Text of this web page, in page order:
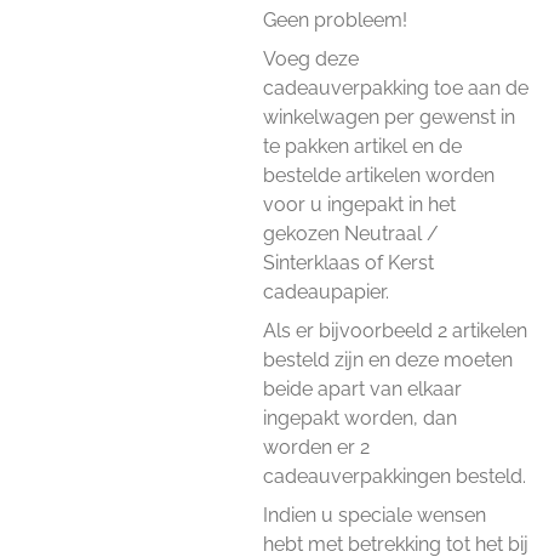
Geen probleem!
Voeg deze
cadeauverpakking toe aan de
winkelwagen per gewenst in
te pakken artikel en de
bestelde artikelen worden
voor u ingepakt in het
gekozen Neutraal /
Sinterklaas of Kerst
cadeaupapier.
Als er bijvoorbeeld 2 artikelen
besteld zijn en deze moeten
beide apart van elkaar
ingepakt worden, dan
worden er 2
cadeauverpakkingen besteld.
Indien u speciale wensen
hebt met betrekking tot het bij